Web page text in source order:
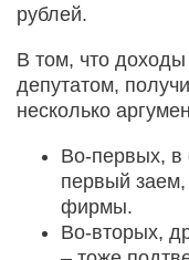
рублей.
В том, что
депутатом,
несколько
Во-первых,
первый заем,
фирмы.
Во-вторых,